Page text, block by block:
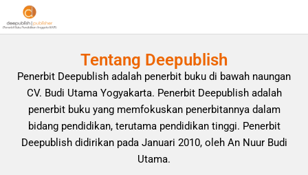
Tentang Deepublish
Penerbit Deepublish adalah penerbit buku di bawah naungan
CV. Budi Utama Yogyakarta. Penerbit Deepublish adalah
penerbit buku yang memfokuskan penerbitannya dalam
bidang pendidikan, terutama pendidikan tinggi. Penerbit
Deepublish didirikan pada Januari 2010, oleh An Nuur Budi
Utama.